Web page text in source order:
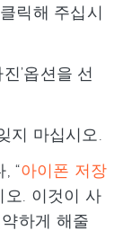
릭해 주십시
’옵션을 선
지 마십시오.
“아이폰 저장
오. 이것이 사
하게 해줄